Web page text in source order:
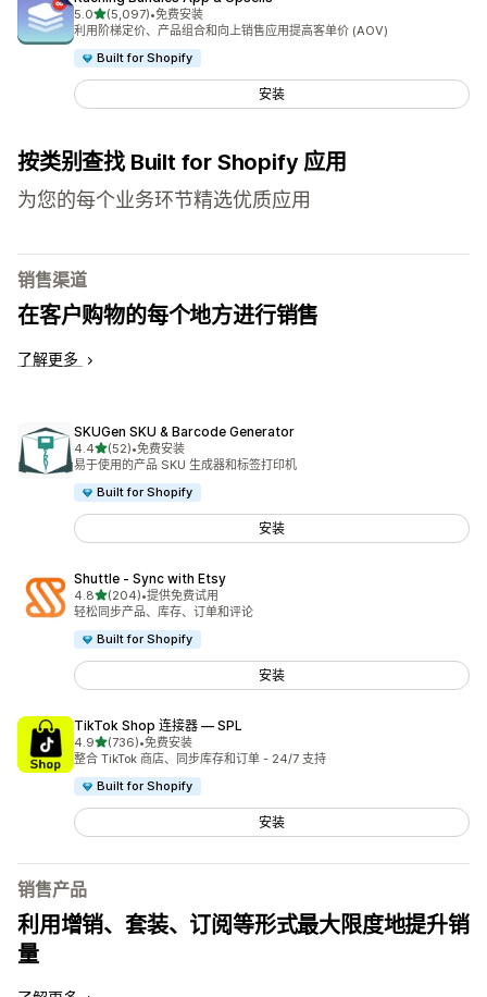
5.0星（满分 5 星）
(5,097)
总共 5097 条评论
•免费安装
利用阶梯定价、产品组合和向上销售应用提高客单价 (AOV)
Built for Shopify
安装
按类别查找 Built for Shopify 应用
为您的每个业务环节精选优质应用
销售渠道
在客户购物的每个地方进行销售
了解更多
SKUGen SKU & Barcode Generator
4.4星（满分 5 星）
(52)
总共 52 条评论
•免费安装
易于使用的产品 SKU 生成器和标签打印机
Built for Shopify
安装
Shuttle ‑ Sync with Etsy
4.8星（满分 5 星）
(204)
总共 204 条评论
•提供免费试用
轻松同步产品、库存、订单和评论
Built for Shopify
安装
TikTok Shop 连接器 — SPL
4.9星（满分 5 星）
(736)
总共 736 条评论
•免费安装
整合 TikTok 商店、同步库存和订单 - 24/7 支持
Built for Shopify
安装
销售产品
利用增销、套装、订阅等形式最大限度地提升销
量